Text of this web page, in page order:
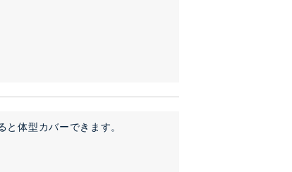
体型カバーできます。